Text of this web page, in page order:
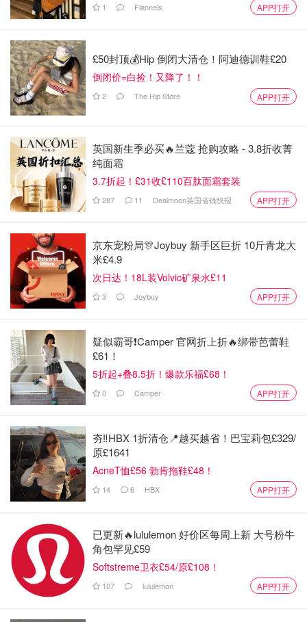
1 Flannels APP打开
£50封顶💰Hip 倒闭大清仓！阿迪德训鞋£20
倒闭价=白捡！又降了！！
2 The Hip Store APP打开
英国新生季必买🔥兰蔻 抢购攻略 - 3.8折收菁
纯面霜
3.7折起！£31收£110百肽面霜套装
287 11 Dealmoon英国省钱快报 APP打开
京东宠粉局🎊Joybuy 新手区巨折 10斤青龙大
米£4.9
次日达！18L装Volvic矿泉水£11
3 Joybuy APP打开
疑似霸哥❗️Camper 官网折上折🔥绑带芭蕾鞋
£61！
5折起+叠8.5折！爆款乐福£68！
0 Camper APP打开
夯‼️HBX 1折清仓📍越买越省！巴宝莉包£329/
原£1641
AcneT恤£56 勃肯拖鞋£48！
14 6 HBX APP打开
已更新🔥lululemon 好价区每周上新 大号粉牛
角包罕见£59
Softstreme卫衣£54/原£108！
107 lululemon APP打开